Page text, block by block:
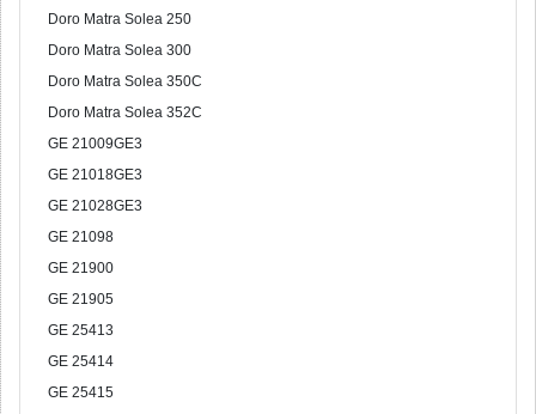
Doro Matra Solea 250
Doro Matra Solea 300
Doro Matra Solea 350C
Doro Matra Solea 352C
GE 21009GE3
GE 21018GE3
GE 21028GE3
GE 21098
GE 21900
GE 21905
GE 25413
GE 25414
GE 25415